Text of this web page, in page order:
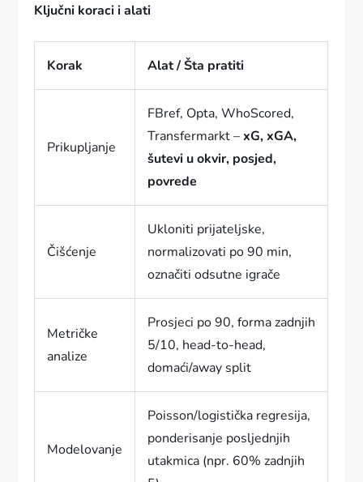
Ključni koraci i alati
Korak Alat / Šta pratiti
Prikupljanje
FBref, Opta, WhoScored,
Transfermarkt –xG, xGA,
šutevi u okvir, posjed,
povrede
Čišćenje
Ukloniti prijateljske,
normalizovati po 90 min,
označiti odsutne igrače
Metričke
analize
Prosjeci po 90, forma zadnjih
5/10, head-to-head,
domaći/away split
Modelovanje
Poisson/logistička regresija,
ponderisanje posljednjih
utakmica (npr. 60% zadnjih